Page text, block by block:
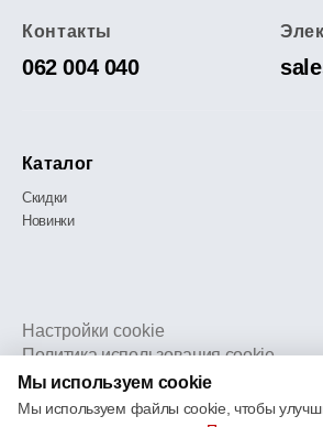
Контакты
062 004 040
Каталог
Скидки
Новинки
Настройки cookie
Политика использования cookie
© 2013 – 2026 ECOM
Мы используем cookie
Мы используем файлы cookie, чтобы